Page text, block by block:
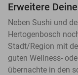
Erweitere
Neben Sushi und
Hertogenbosch
Stadt/Region mit
guten Wellness-
übernachte in den